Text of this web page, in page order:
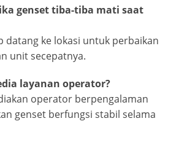
genset tiba-tiba mati saat
datang ke lokasi untuk perbaikan
unit secepatnya.
layanan operator?
operator berpengalaman
genset berfungsi stabil selama